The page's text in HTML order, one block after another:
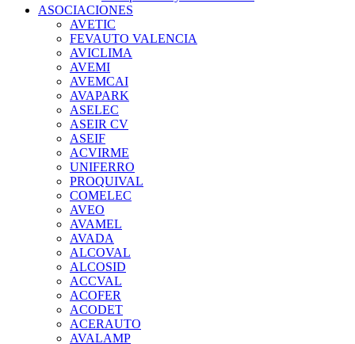
ASOCIACIONES
AVETIC
FEVAUTO VALENCIA
AVICLIMA
AVEMI
AVEMCAI
AVAPARK
ASELEC
ASEIR CV
ASEIF
ACVIRME
UNIFERRO
PROQUIVAL
COMELEC
AVEO
AVAMEL
AVADA
ALCOVAL
ALCOSID
ACCVAL
ACOFER
ACODET
ACERAUTO
AVALAMP